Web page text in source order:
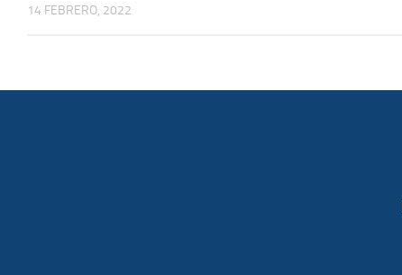
14 FEBRERO, 2022